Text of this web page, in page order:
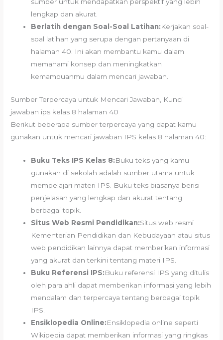
lengkap dan akurat.
Berlatih dengan Soal-Soal Latihan:Kerjakan soal-
soal latihan yang serupa dengan pertanyaan di
halaman 40. Ini akan membantu kamu dalam
memahami konsep dan meningkatkan
kemampuanmu dalam mencari jawaban.
Sumber Terpercaya untuk Mencari Jawaban, Kunci
jawaban ips kelas 8 halaman 40
Berikut beberapa sumber terpercaya yang dapat kamu
gunakan untuk mencari jawaban IPS kelas 8 halaman 40:
Buku Teks IPS Kelas 8:Buku teks yang kamu
gunakan di sekolah adalah sumber utama untuk
mempelajari materi IPS. Buku teks biasanya berisi
penjelasan yang lengkap dan akurat tentang
berbagai topik.
Situs Web Resmi Pendidikan:Situs web resmi
Kementerian Pendidikan dan Kebudayaan atau situs
web pendidikan lainnya dapat memberikan informasi
yang akurat dan terkini tentang materi IPS.
Buku Referensi IPS:Buku referensi IPS yang ditulis
oleh para ahli dapat memberikan informasi yang lebih
mendalam dan terpercaya tentang berbagai topik
IPS.
Ensiklopedia Online:Ensiklopedia online seperti
Wikipedia dapat memberikan informasi yang ringkas